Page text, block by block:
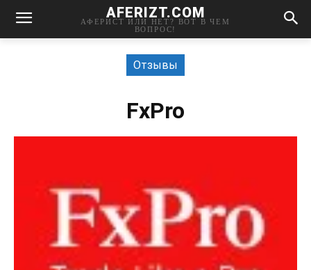
AFERIZT.COM
АФЕРИСТ ИЛИ НЕТ? ВОТ В ЧЕМ
ВОПРОС!
Отзывы
FxPro